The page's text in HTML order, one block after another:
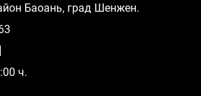
Баоань, град Шенжен.
ч.